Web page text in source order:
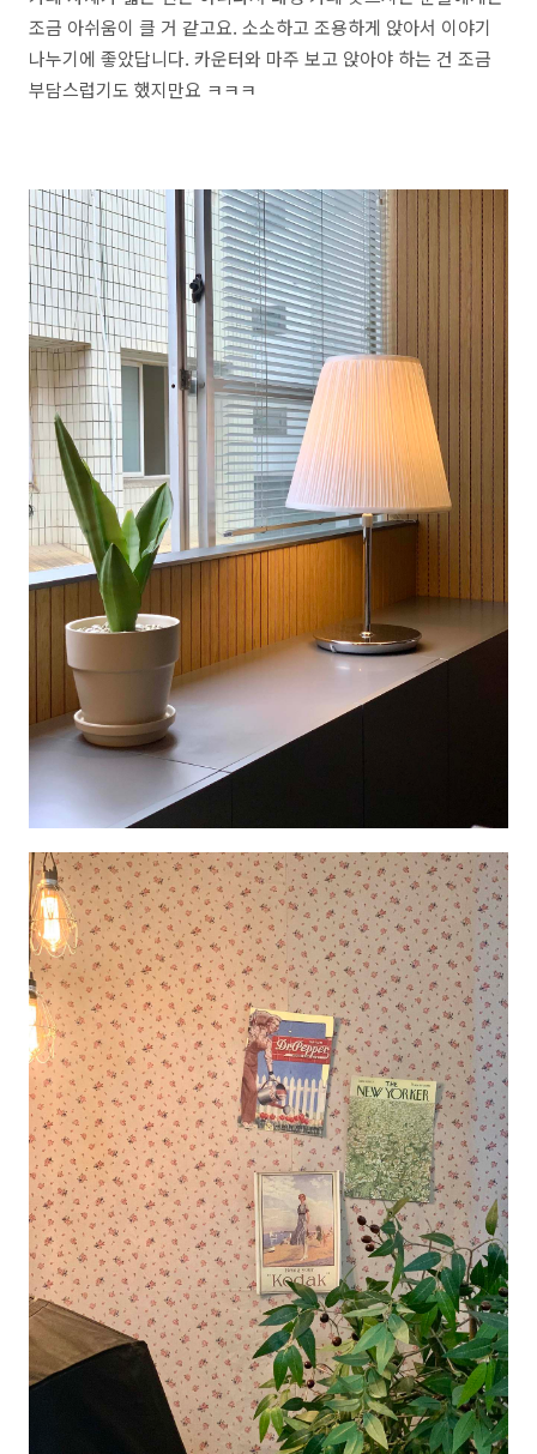
조금 아쉬움이 클 거 같고요. 소소하고 조용하게 앉아서 이야기
나누기에 좋았답니다. 카운터와 마주 보고 앉아야 하는 건 조금
부담스럽기도 했지만요 ㅋㅋㅋ